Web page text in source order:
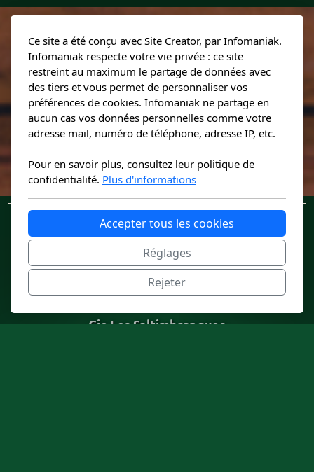
Suivez-nous sur les
réseaux !
Facebook Instagram
Cie Les Saltimbranques
Ce site a été conçu avec Site Creator, par Infomaniak.
Infomaniak respecte votre vie privée : ce site
restreint au maximum le partage de données avec
des tiers et vous permet de personnaliser vos
préférences de cookies. Infomaniak ne partage en
aucun cas vos données personnelles comme votre
adresse mail, numéro de téléphone, adresse IP, etc.
Pour en savoir plus, consultez leur politique de
confidentialité. Plus d'informations
Accepter tous les cookies
Réglages
Rejeter